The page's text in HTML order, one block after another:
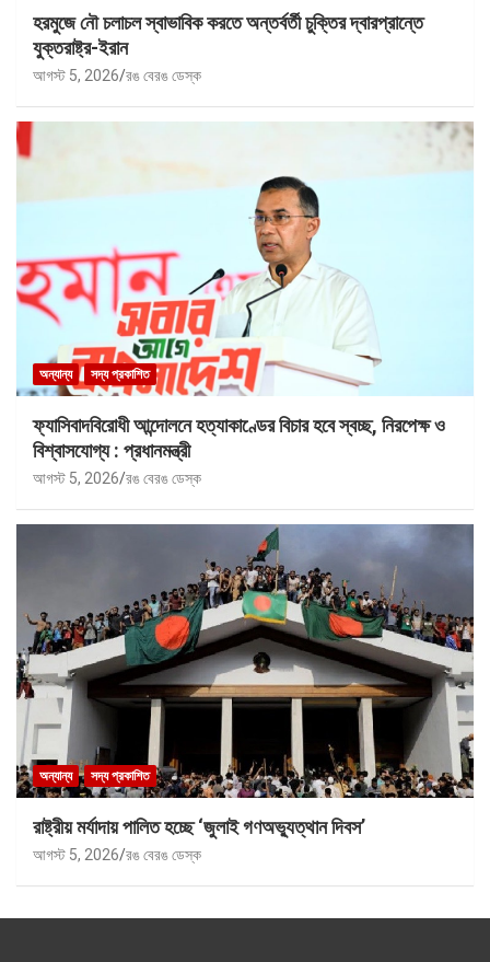
হরমুজে নৌ চলাচল স্বাভাবিক করতে অন্তর্বর্তী চুক্তির দ্বারপ্রান্তে
যুক্তরাষ্ট্র-ইরান
আগস্ট 5, 2026 রঙ বেরঙ ডেস্ক
অন্যান্য সদ্য প্রকাশিত
ফ্যাসিবাদবিরোধী আন্দোলনে হত্যাকাণ্ডের বিচার হবে স্বচ্ছ, নিরপেক্ষ ও
বিশ্বাসযোগ্য : প্রধানমন্ত্রী
আগস্ট 5, 2026 রঙ বেরঙ ডেস্ক
অন্যান্য সদ্য প্রকাশিত
রাষ্ট্রীয় মর্যাদায় পালিত হচ্ছে ‘জুলাই গণঅভ্যুত্থান দিবস’
আগস্ট 5, 2026 রঙ বেরঙ ডেস্ক